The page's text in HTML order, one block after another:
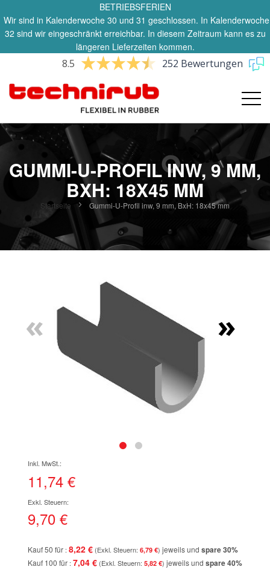
BETRIEBSFERIEN
Wir sind in Kalenderwoche 30 und 31 geschlossen. In Kalenderwoche
32 sind wir eingeschränkt erreichbar. In diesem Zeitraum kann es zu
längeren Lieferzeiten kommen.
8.5 252 Bewertungen
GUMMI-U-PROFIL INW, 9 MM,
BXH: 18X45 MM
Startseite Gummi-U-Profil inw, 9 mm, BxH: 18x45 mm
springen
« »
der
Bildgalerie
11,74 €
9,70 €
Kauf 50 für 8,22 € 6,79 € jeweils und spare30%
Kauf 100 für 7,04 € 5,82 € jeweils und spare40%